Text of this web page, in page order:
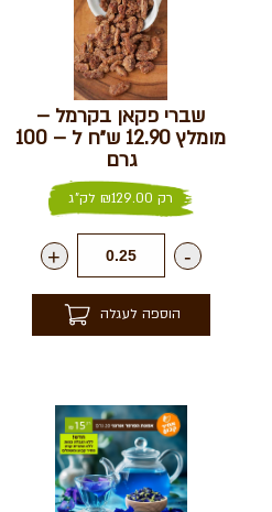
שברי פקאן בקרמל –
מומלץ 12.90 ש״ח ל – 100
גרם
רק ₪129.00 לק"ג
-
+
הוספה לעגלה